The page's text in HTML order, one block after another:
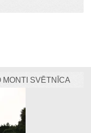
MONTI SVĒTNĪCA